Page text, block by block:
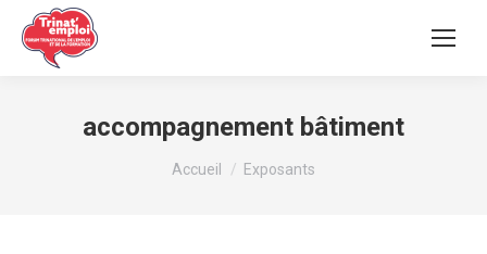
accompagnement bâtiment
Vous êtes ici :
Accueil Exposants